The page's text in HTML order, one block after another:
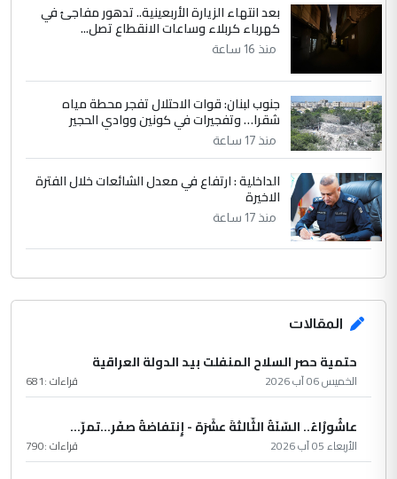
بعد انتهاء الزيارة الأربعينية.. تدهور مفاجئ في
كهرباء كربلاء وساعات الانقطاع تصل...
منذ 16 ساعة
جنوب لبنان: قوات الاحتلال تفجر محطة مياه
شقرا… وتفجيرات في كونين ووادي الحجير
منذ 17 ساعة
الداخلية : ارتفاع في معدل الشائعات خلال الفترة
الاخيرة
منذ 17 ساعة
المقالات
حتمية حصر السلاح المنفلت بيد الدولة العراقية
الخميس 06 آب 2026 قراءات :681
عاشُورْاءُ.. السّنَةُ الثّالثةَ عشَرَة - إِنتفاضةُ صفَر…تمرّ...
الأربعاء 05 آب 2026 قراءات :790